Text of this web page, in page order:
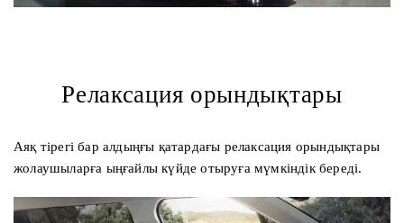
Релаксация орындықтары
Аяқ тірегі бар алдыңғы қатардағы релаксация орындықтары
жолаушыларға ыңғайлы күйде отыруға мүмкіндік береді.